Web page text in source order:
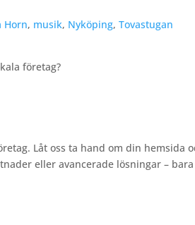
Horn, musik, Nyköping, Tovastugan
företag?
Låt oss ta hand om din
eller avancerade lösningar –